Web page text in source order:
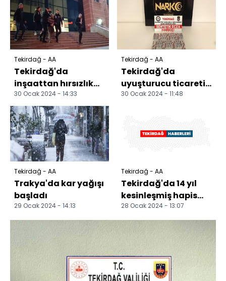
Tekirdağ - AA
Tekirdağ'da
inşaattan hırsızlık
yaptıkları iddiasıyla
2 zanlı tutuklandı
30 Ocak 2024 - 14:33
Tekirdağ - AA
Tekirdağ'da
uyuşturucu ticareti
yaptıkları iddiasıyla
30 Ocak 2024 - 11:48
Tekirdağ - AA
Trakya'da kar yağışı
başladı
29 Ocak 2024 - 14:13
Tekirdağ - AA
Tekirdağ'da 14 yıl
kesinleşmiş hapis
cezası bulunan firari
hükümlü yakaland...
28 Ocak 2024 - 13:07